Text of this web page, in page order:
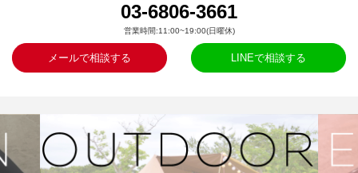
03-6806-3661
営業時間:11:00~19:00(日曜休)
メールで相談する LINEで相談する